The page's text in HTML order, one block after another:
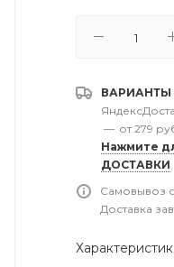
ВАРИАНТЫ
— от 279
Нажмите
ДОСТАВКИ
Самовывоз
Доставка